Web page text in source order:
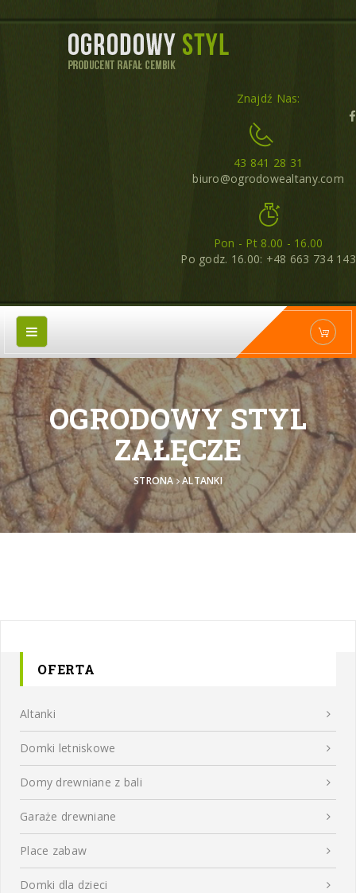
Znajdź Nas:
43 841 28 31
biuro@ogrodowealtany.com
Pon - Pt 8.00 - 16.00
Po godz. 16.00: +48 663 734 143
OGRODOWY STYL
ZAŁĘCZE
STRONA ALTANKI
OFERTA
Altanki
Domki letniskowe
Domy drewniane z bali
Garaże drewniane
Place zabaw
Domki dla dzieci